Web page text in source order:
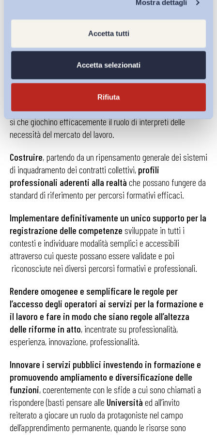
Mostra dettagli
Accetta tutti
Accetta selezionati
Rifiuta
certificazione delle competenze, diffusione delle competenze
di base, ecc…), si continua ad eludere il problema della
creazione di condizioni indispensabili che nel nostro Paese
non sono date e richiedono tempi lunghi per la loro
Avviare, nei diversi settori produttivi e nei territori, un
confronto serrato e costante con le parti sociali
costruzione di strutture, programmi e procedure idonei a far
sì che giochino efficacemente il ruolo di interpreti delle
necessità del mercato del lavoro.
Costruire, partendo da un ripensamento generale dei sistemi
di inquadramento dei contratti collettivi, profili
professionali aderenti alla realtà che possano fungere da
standard di riferimento per percorsi formativi efficaci.
Implementare definitivamente un unico supporto per la
registrazione delle competenze sviluppate in tutti i
contesti e individuare modalità semplici e accessibili
attraverso cui queste possano essere validate e poi
riconosciute nei diversi percorsi formativi e professionali.
Rendere omogenee e semplificare le regole per
l’accesso degli operatori ai servizi per la formazione e
il lavoro e fare in modo che siano regole all’altezza
delle riforme in atto, incentrate su professionalità,
esperienza, innovazione, professionalità.
Innovare i servizi pubblici investendo in formazione e
promuovendo ampliamento e diversificazione delle
funzioni, coerentemente con le sfide a cui sono chiamati a
rispondere (basti pensare alle Università ed all’invito
reiterato a giocare un ruolo da protagoniste nel campo
dell’apprendimento permanente, quando le risorse sono